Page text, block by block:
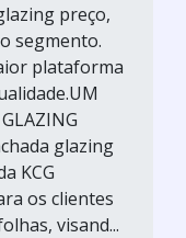
preço,
segmento.
plataforma
glazing
KCG
os clientes
visand...